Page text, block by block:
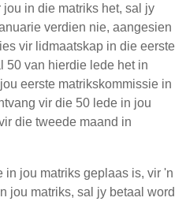
in die matriks het, sal jy
verdien nie, aangesien
vir lidmaatskap in die eerste
50 van hierdie lede het in
eerste matrikskommissie in
vir die 50 lede in jou
die tweede maand in
jou matriks geplaas is, vir 'n
jou matriks, sal jy betaal word